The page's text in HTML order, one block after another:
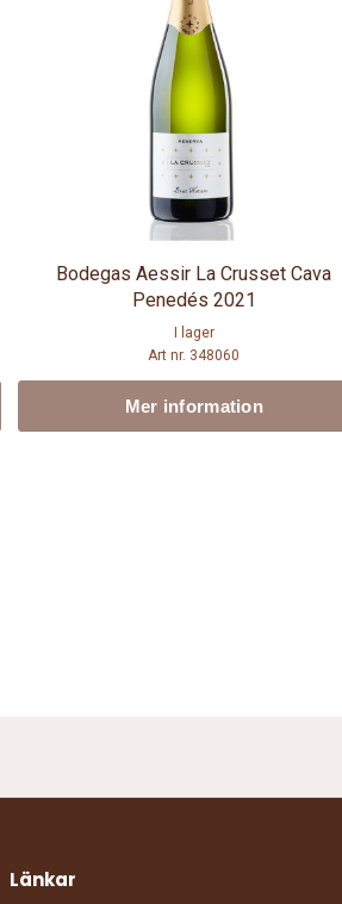
Bodegas Aessir La Crusset Cava
Penedés 2021
I lager
Art nr. 348060
Mer information
Länkar